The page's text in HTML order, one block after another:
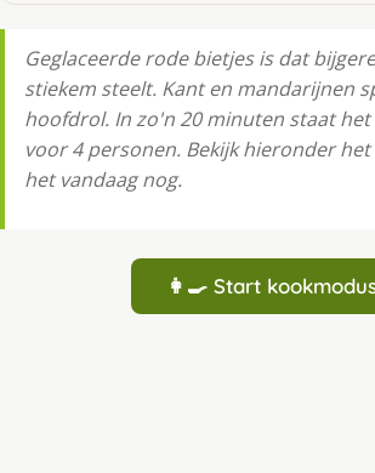
Geglaceerde rode bietjes is dat
stiekem steelt. Kant en mandarijnen
hoofdrol. In zo'n 20 minuten staat het
voor 4 personen. Bekijk hieronder
het vandaag nog.
👩‍🍳 Start